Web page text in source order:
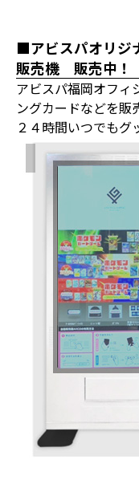
■アビスパオリジ
販売機 販売中！
アビスパ福岡オフィ
ングカードなどを販
２４時間いつでもグ